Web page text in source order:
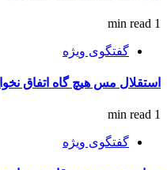
1 min read
گفتگوی ویژه
استقلال مس هیچ گاه اتفاق
1 min read
گفتگوی ویژه